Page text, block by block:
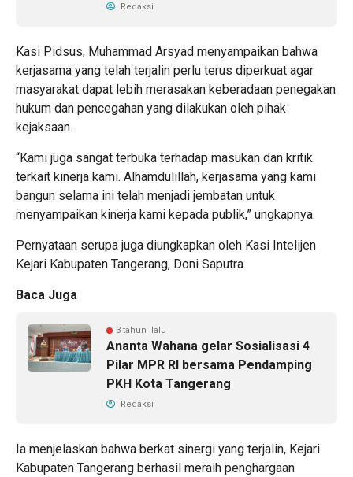
Redaksi
Kasi Pidsus, Muhammad Arsyad menyampaikan bahwa
kerjasama yang telah terjalin perlu terus diperkuat agar
masyarakat dapat lebih merasakan keberadaan penegakan
hukum dan pencegahan yang dilakukan oleh pihak
kejaksaan.
“Kami juga sangat terbuka terhadap masukan dan kritik
terkait kinerja kami. Alhamdulillah, kerjasama yang kami
bangun selama ini telah menjadi jembatan untuk
menyampaikan kinerja kami kepada publik,” ungkapnya.
Pernyataan serupa juga diungkapkan oleh Kasi Intelijen
Kejari Kabupaten Tangerang, Doni Saputra.
Baca Juga
3 tahun lalu
Ananta Wahana gelar Sosialisasi 4
Pilar MPR RI bersama Pendamping
PKH Kota Tangerang
Redaksi
Ia menjelaskan bahwa berkat sinergi yang terjalin, Kejari
Kabupaten Tangerang berhasil meraih penghargaan